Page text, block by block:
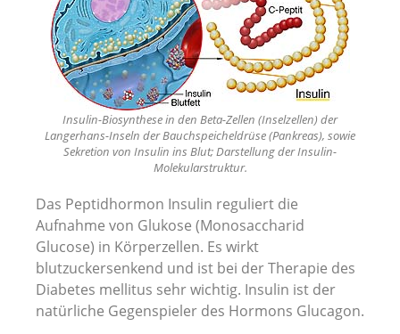
Insulin-Biosynthese in den Beta-Zellen (Inselzellen) der
Langerhans-Inseln der Bauchspeicheldrüse (Pankreas), sowie
Sekretion von Insulin ins Blut; Darstellung der Insulin-
Molekularstruktur.
Das Peptidhormon Insulin reguliert die
Aufnahme von Glukose (Monosaccharid
Glucose) in Körperzellen. Es wirkt
blutzuckersenkend und ist bei der Therapie des
Diabetes mellitus sehr wichtig. Insulin ist der
natürliche Gegenspieler des Hormons Glucagon.